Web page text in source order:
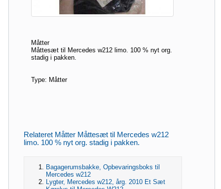
Måtter
Måttesæt til Mercedes w212 limo. 100 % nyt org.
stadig i pakken.
Type: Måtter
Relateret Måtter Måttesæt til Mercedes w212
limo. 100 % nyt org. stadig i pakken.
Bagagerumsbakke, Opbevaringsboks til
Mercedes w212
Lygter, Mercedes w212, årg. 2010 Et Sæt